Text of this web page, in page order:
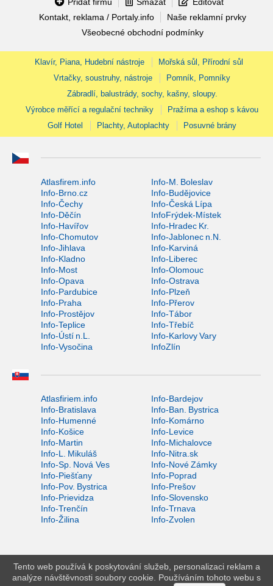
Kontakt, reklama / Portaly.info
Naše reklamní prvky
Všeobecné obchodní podmínky
Klavír, Piana, Hudební nástroje
Mořská sůl, Přírodní sůl
Vrtačky, soustruhy, nástroje
Pomník, Pomníky
Zábradlí, balustrády, sochy, kašny, sloupy.
Výrobce měřící a regulační techniky
Pražírna a eshop s kávou
Golf Hotel
Plachty, Autoplachty Posuvné brány
Atlasfirem.info
Info-M. Boleslav
Info-Brno.cz
Info-Budějovice
Info-Čechy
Info-Česká Lípa
Info-Děčín
InfoFrýdek-Místek
Info-Havířov
Info-Hradec Kr.
Info-Chomutov
Info-Jablonec n.N.
Info-Jihlava
Info-Karviná
Info-Kladno
Info-Liberec
Info-Most
Info-Olomouc
Info-Opava
Info-Ostrava
Info-Pardubice
Info-Plzeň
Info-Praha
Info-Přerov
Info-Prostějov
Info-Tábor
Info-Teplice
Info-Třebíč
Info-Ústí n.L.
Info-Karlovy Vary
Info-Vysočina
InfoZlín
Atlasfiriem.info
Info-Bardejov
Info-Bratislava
Info-Ban. Bystrica
Info-Humenné
Info-Komárno
Info-Košice
Info-Levice
Info-Martin
Info-Michalovce
Info-L. Mikuláš
Info-Nitra.sk
Info-Sp. Nová Ves
Info-Nové Zámky
Info-Piešťany
Info-Poprad
Info-Pov. Bystrica
Info-Prešov
Info-Prievidza
Info-Slovensko
Info-Trenčín
Info-Trnava
Info-Žilina
Info-Zvolen
Tento web používá k poskytování služeb, personalizaci reklam a
analýze návštěvnosti soubory cookie. Používáním tohoto webu s